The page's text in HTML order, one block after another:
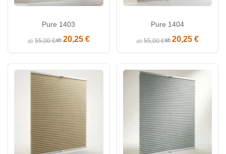
Pure 1403
ab55,00 €ab20,25 €
Pure 1404
ab55,00 €ab 20,25 €